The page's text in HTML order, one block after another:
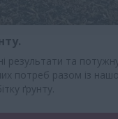
результати та
потреб разом із
ґрунту.